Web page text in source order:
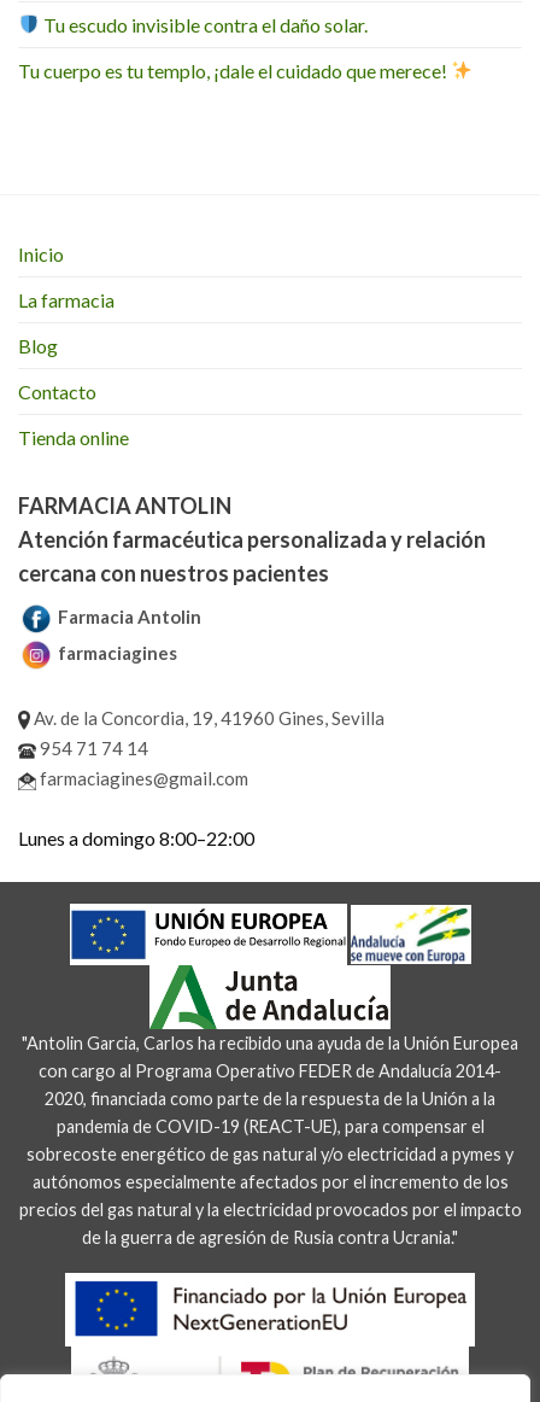
Tu escudo invisible contra el daño solar.
Tu cuerpo es tu templo, ¡dale el cuidado que merece!
Inicio
La farmacia
Blog
Contacto
Tienda online
FARMACIA ANTOLIN
Atención farmacéutica personalizada y relación
cercana con nuestros pacientes
Farmacia Antolin
farmaciagines
Av. de la Concordia, 19, 41960 Gines, Sevilla
954 71 74 14
farmaciagines@gmail.com
Lunes a domingo 8:00–22:00
"Antolin Garcia, Carlos ha recibido una ayuda de la Unión Europea
con cargo al Programa Operativo FEDER de Andalucía 2014-
2020, financiada como parte de la respuesta de la Unión a la
pandemia de COVID-19 (REACT-UE), para compensar el
sobrecoste energético de gas natural y/o electricidad a pymes y
autónomos especialmente afectados por el incremento de los
precios del gas natural y la electricidad provocados por el impacto
de la guerra de agresión de Rusia contra Ucrania."